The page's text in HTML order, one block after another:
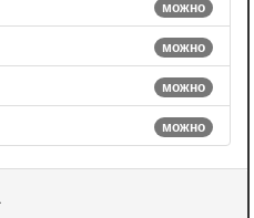
можно
можно
можно
можно